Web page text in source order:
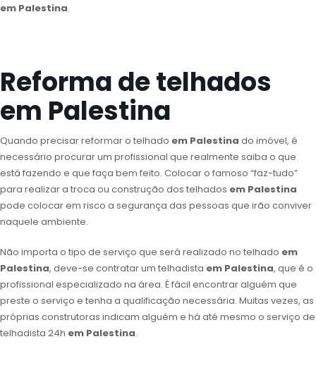
em Palestina.
Reforma de telhados
em Palestina
Quando precisar reformar o telhado em Palestina do imóvel, é
necessário procurar um profissional que realmente saiba o que
está fazendo e que faça bem feito. Colocar o famoso “faz-tudo”
para realizar a troca ou construção dos telhados em Palestina
pode colocar em risco a segurança das pessoas que irão conviver
naquele ambiente.
Não importa o tipo de serviço que será realizado no telhado em
Palestina, deve-se contratar um telhadista em Palestina, que é o
profissional especializado na área. É fácil encontrar alguém que
preste o serviço e tenha a qualificação necessária. Muitas vezes, as
próprias construtoras indicam alguém e há até mesmo o serviço de
telhadista 24h em Palestina.